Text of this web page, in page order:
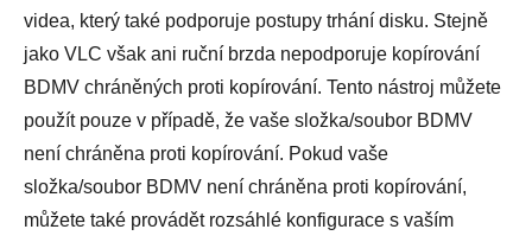
videa, který také podporuje postupy trhání disku. Stejně
jako VLC však ani ruční brzda nepodporuje kopírování
BDMV chráněných proti kopírování. Tento nástroj můžete
použít pouze v případě, že vaše složka/soubor BDMV
není chráněna proti kopírování. Pokud vaše
složka/soubor BDMV není chráněna proti kopírování,
můžete také provádět rozsáhlé konfigurace s vaším